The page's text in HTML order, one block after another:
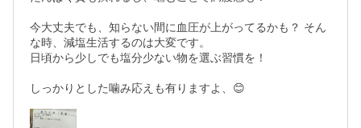
今大丈夫でも、知らない間に血圧が上がってるかも？ そん
な時、減塩生活するのは大変です。
日頃から少しでも塩分少ない物を選ぶ習慣を！
しっかりとした噛み応えも有りますよ、😊